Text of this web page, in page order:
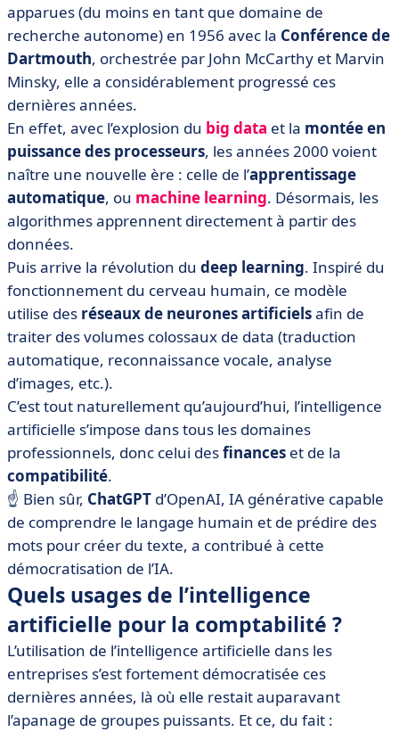
apparues (du moins en tant que domaine de
recherche autonome) en 1956 avec la Conférence de
Dartmouth, orchestrée par John McCarthy et Marvin
Minsky, elle a considérablement progressé ces
dernières années.
En effet, avec l’explosion du big data et la montée en
puissance des processeurs, les années 2000 voient
naître une nouvelle ère : celle de l’apprentissage
automatique, ou machine learning. Désormais, les
algorithmes apprennent directement à partir des
données.
Puis arrive la révolution du deep learning. Inspiré du
fonctionnement du cerveau humain, ce modèle
utilise des réseaux de neurones artificielsafin de
traiter des volumes colossaux de data (traduction
automatique, reconnaissance vocale, analyse
d’images, etc.).
C’est tout naturellement qu’aujourd’hui, l’intelligence
artificielle s’impose dans tous les domaines
professionnels, donc celui desfinances et de la
compatibilité.
☝️ Bien sûr, ChatGPT d’OpenAI, IA générative capable
de comprendre le langage humain et de prédire des
mots pour créer du texte, a contribué à cette
démocratisation de l’IA.
Quels usages de l’intelligence
artificielle pour la comptabilité ?
L’utilisation de l’intelligence artificielle dans les
entreprises s’est fortement démocratisée ces
dernières années, là où elle restait auparavant
l’apanage de groupes puissants. Et ce, du fait :